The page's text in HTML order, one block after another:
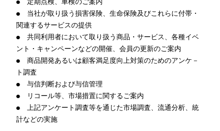
● 当社が取り扱う損害保険、生命保険及びこれらに付帯・
関連するサービスの提供
● 共同利用者において取り扱う商品・サービス、各種イベ
ント・キャンペーンなどの開催、会員の更新のご案内
● 商品開発あるいは顧客満足度向上対策のためのアンケ－
ト調査
● 与信判断および与信管理
● リコール等、市場措置に関するご案内
● 上記アンケート調査等を通じた市場調査、流通分析、統
計などの実施